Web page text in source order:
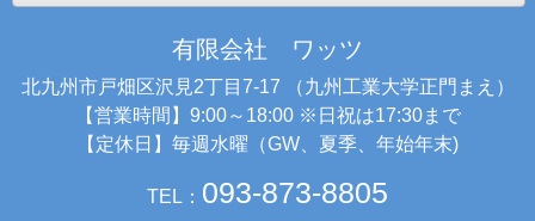
有限会社 ワッツ
北九州市戸畑区沢見2丁目7-17 （九州工業大学正門まえ）
【営業時間】9:00～18:00 ※日祝は17:30まで
【定休日】毎週水曜（GW、夏季、年始年末)
TEL： 093-873-8805